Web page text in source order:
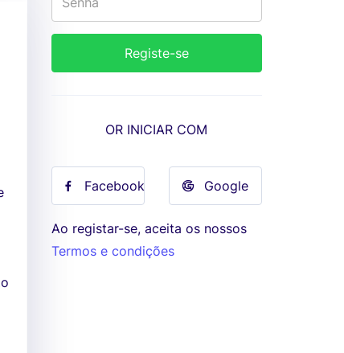
OR INICIAR COM
Facebook Google
Ao registar-se, aceita os nossos
Termos e condições